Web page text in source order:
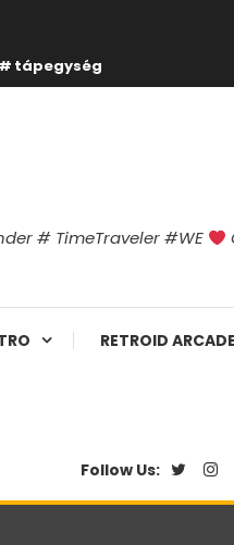
tápegység
# TimeTraveler #WE
RETROID ARCADE
Follow Us: